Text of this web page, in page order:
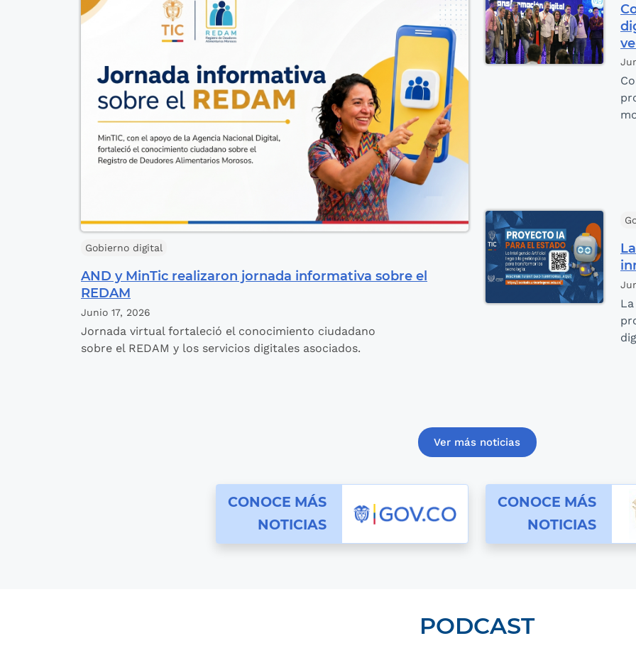
Gobierno digital
AND y MinTic realizaron jornada informativa sobre el
REDAM
Junio 17, 2026
Jornada virtual fortaleció el conocimiento ciudadano
sobre el REDAM y los servicios digitales asociados.
Ver más noticias
conoce las noticias de gov.co
CONOCE MÁS
NOTICIAS
conoce las
CONOCE MÁS
NOTICIAS
PODCAST